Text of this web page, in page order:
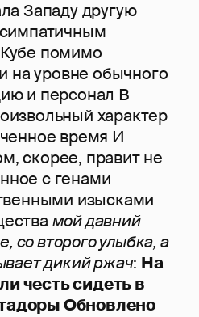
Западу другую
помимо
на уровне обычного
и персонал В
характер
время И
скорее, правит не
с генами
изысками
мой давний
со второго улыбка, а
дикий ржач: На
честь сидеть в
Обновлено